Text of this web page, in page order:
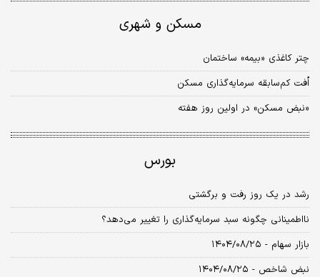
مسکن و شهری
چتر کاغذی «بیمه» ساختمان
اُفت کم‌سابقه سرمایه‌‌گذاری مسکن
«نبض مسکن» در اولین روز هفته
بورس
رشد در یک روز رفت و برگشتی
نااطمینانی چگونه سبد سرمایه‌گذاری را تغییر می‌دهد؟
بازار سهام - ۱۴۰۴/۰۸/۲۵
نبض شاخص - ۱۴۰۴/۰۸/۲۵